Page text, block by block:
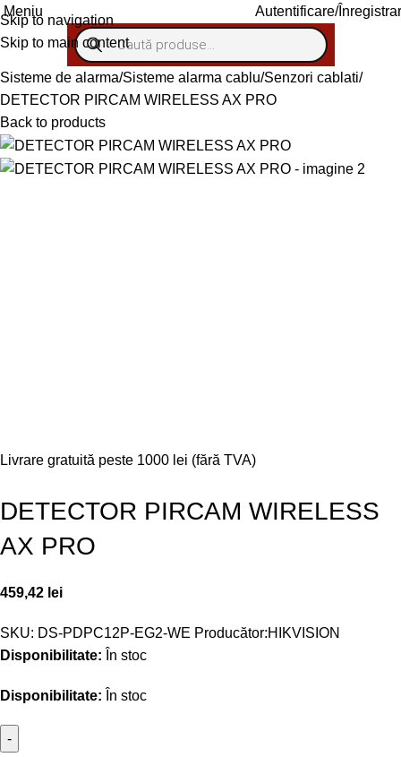
Skip to navigation
Skip to main content
Meniu Autentificare/
Sisteme de alarma Sisteme alarma cablu Senzori cablati
DETECTOR PIRCAM WIRELESS AX PRO
Back to products
Livrare gratuită peste 1000 lei (fără TVA)
DETECTOR PIRCAM WIRELESS
AX PRO
459,42 lei
SKU: DS-PDPC12P-EG2-WE Producător:HIKVISION
Disponibilitate: În stoc
Disponibilitate: În stoc